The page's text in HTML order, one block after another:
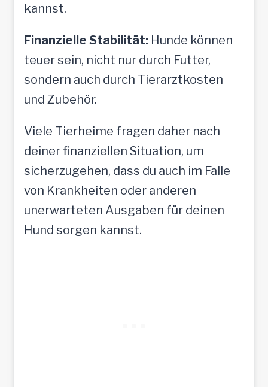
kannst.
Finanzielle Stabilität: Hunde können
teuer sein, nicht nur durch Futter,
sondern auch durch Tierarztkosten
und Zubehör.
Viele Tierheime fragen daher nach
deiner finanziellen Situation, um
sicherzugehen, dass du auch im Falle
von Krankheiten oder anderen
unerwarteten Ausgaben für deinen
Hund sorgen kannst.